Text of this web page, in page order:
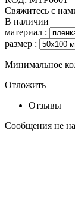
Свяжитесь с
В наличии
материал :
размер :
Минимальное
Отложить
Отзывы
Сообщения не